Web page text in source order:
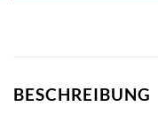
BESCHREIBUNG